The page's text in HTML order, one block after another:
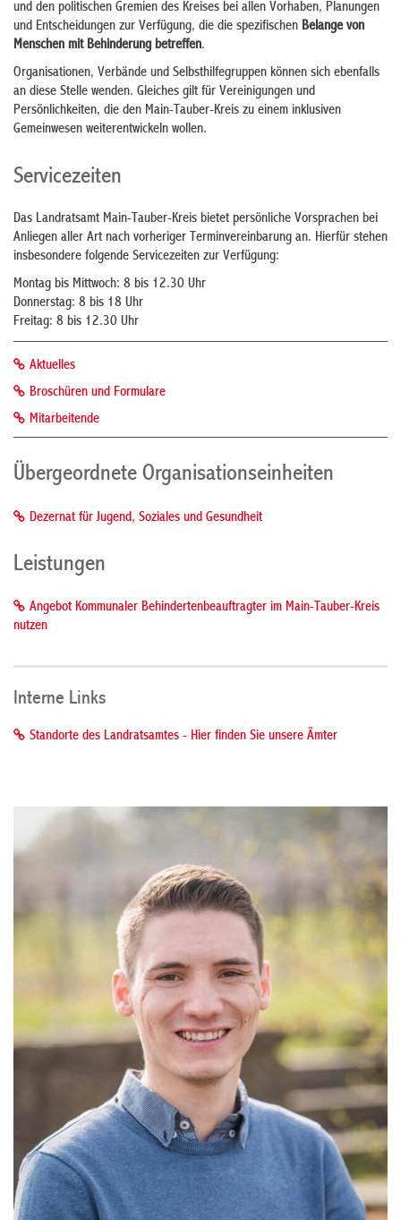
und den politischen Gremien des Kreises bei allen Vorhaben, Planungen
und Entscheidungen zur Verfügung, die die spezifischen Belange von
Menschen mit Behinderung betreffen.
Organisationen, Verbände und Selbsthilfegruppen können sich ebenfalls
an diese Stelle wenden. Gleiches gilt für Vereinigungen und
Persönlichkeiten, die den Main-Tauber-Kreis zu einem inklusiven
Gemeinwesen weiterentwickeln wollen.
Servicezeiten
Das Landratsamt Main-Tauber-Kreis bietet persönliche Vorsprachen bei
Anliegen aller Art nach vorheriger Terminvereinbarung an. Hierfür stehen
insbesondere folgende Servicezeiten zur Verfügung:
Montag bis Mittwoch: 8 bis 12.30 Uhr
Donnerstag: 8 bis 18 Uhr
Freitag: 8 bis 12.30 Uhr
Aktuelles
Broschüren und Formulare
Mitarbeitende
Übergeordnete Organisationseinheiten
Dezernat für Jugend, Soziales und Gesundheit
Leistungen
Angebot Kommunaler Behindertenbeauftragter im Main-Tauber-Kreis
nutzen
Interne Links
Standorte des Landratsamtes - Hier finden Sie unsere Ämter